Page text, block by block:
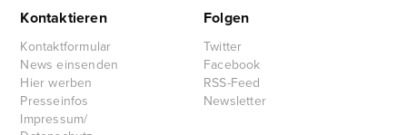
Kontaktieren
Kontaktformular
News einsenden
Hier werben
Presseinfos
Impressum/
Folgen
Twitter
Facebook
RSS-Feed
Newsletter